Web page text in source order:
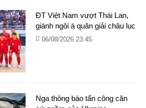
ĐT Việt Nam vượt Thái Lan,
giành ngôi á quân giải châu lục
06/08/2026 23:45
Nga thông báo tấn công căn